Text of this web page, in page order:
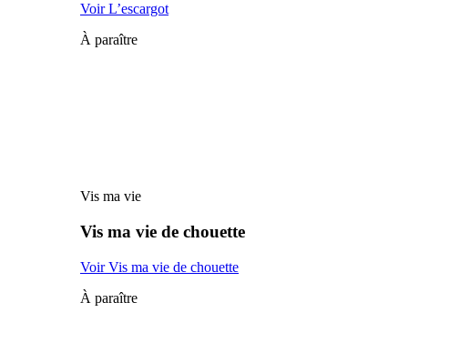
Voir L’escargot
À paraître
Vis ma vie
Vis ma vie de chouette
Voir Vis ma vie de chouette
À paraître